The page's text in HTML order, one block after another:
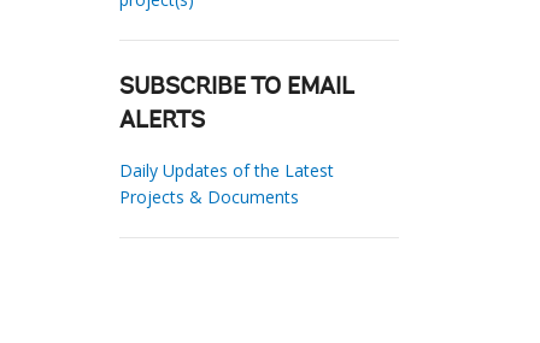
SUBSCRIBE TO EMAIL
ALERTS
Daily Updates of the Latest
Projects & Documents